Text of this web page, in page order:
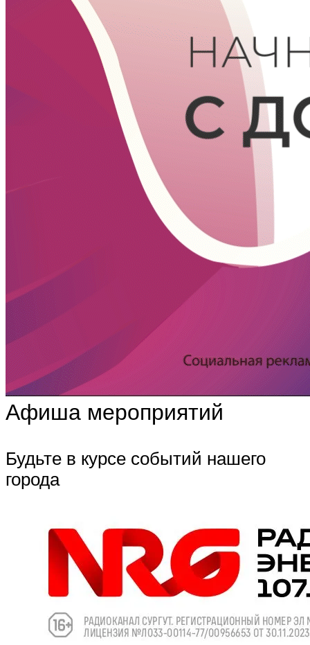
Афиша мероприятий
Будьте в курсе событий нашего
города